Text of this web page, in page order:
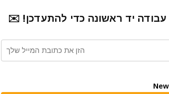
יד ראשונה כדי להתעדכן! ✉️